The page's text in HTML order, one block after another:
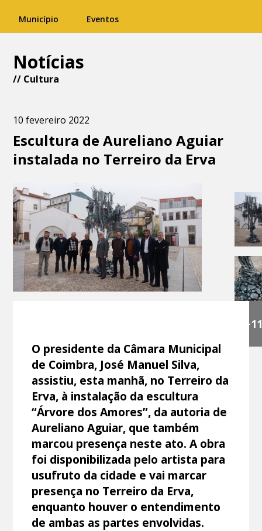
Município Eventos
Notícias
// Cultura
10 fevereiro 2022
Escultura de Aureliano Aguiar
instalada no Terreiro da Erva
+11
O presidente da Câmara Municipal
de Coimbra, José Manuel Silva,
assistiu, esta manhã, no Terreiro da
Erva, à instalação da escultura
“Árvore dos Amores”, da autoria de
Aureliano Aguiar, que também
marcou presença neste ato. A obra
foi disponibilizada pelo artista para
usufruto da cidade e vai marcar
presença no Terreiro da Erva,
enquanto houver o entendimento
de ambas as partes envolvidas.